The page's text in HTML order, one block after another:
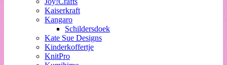
Kaiserkraft
Kangaro
Schildersdoek
Kate Sue Designs
Kinderkoffertje
KnitPro